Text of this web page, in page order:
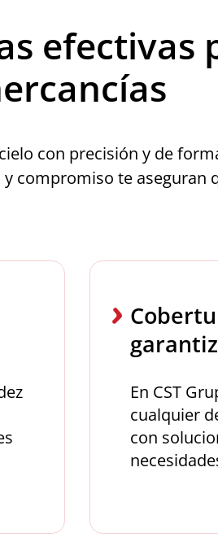
efectivas
con precisión y de
compromiso te aseguran
En CST
cualquier
con